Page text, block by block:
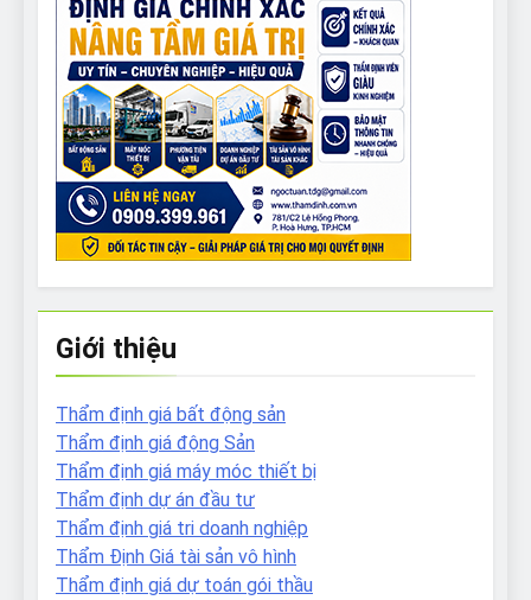
Giới thiệu
Thẩm định giá bất động sản
Thẩm định giá động Sản
Thẩm định giá máy móc thiết bị
Thẩm định dự án đầu tư
Thẩm định giá tri doanh nghiệp
Thẩm Định Giá tài sản vô hình
Thẩm định giá dự toán gói thầu